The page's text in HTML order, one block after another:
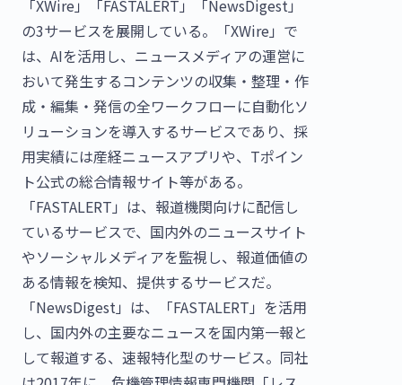
「XWire」「FASTALERT」「NewsDigest」
の3サービスを展開している。「XWire」で
は、AIを活用し、ニュースメディアの運営に
おいて発生するコンテンツの収集・整理・作
成・編集・発信の全ワークフローに自動化ソ
リューションを導入するサービスであり、採
用実績には産経ニュースアプリや、Tポイン
ト公式の総合情報サイト等がある。
「FASTALERT」は、報道機関向けに配信し
ているサービスで、国内外のニュースサイト
やソーシャルメディアを監視し、報道価値の
ある情報を検知、提供するサービスだ。
「NewsDigest」は、「FASTALERT」を活用
し、国内外の主要なニュースを国内第一報と
して報道する、速報特化型のサービス。同社